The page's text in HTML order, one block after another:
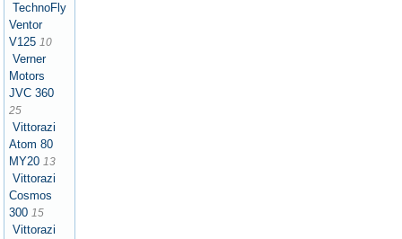
TechnoFly
Ventor
V125 10
Verner
Motors
JVC 360
25
Vittorazi
Atom 80
MY20 13
Vittorazi
Cosmos
300 15
Vittorazi